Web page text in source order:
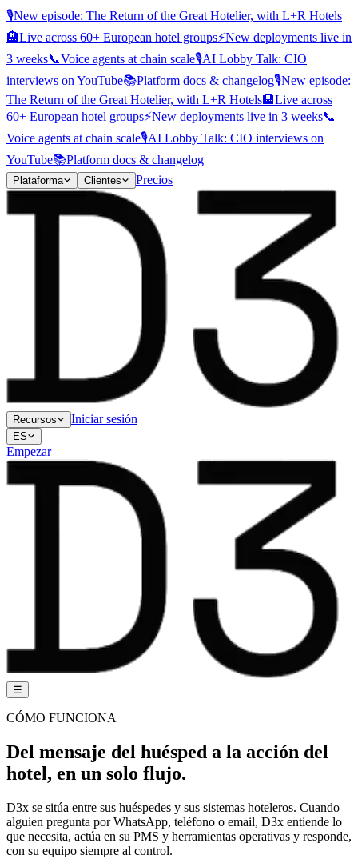
🎙️New episode: The Return of the Great Hotelier, with L+R Hotels
🏨Live across 60+ European hotel groups⚡New deployments live in
3 weeks📞Voice agents at chain scale🎙️AI Lobby Talk: CIO
interviews on YouTube📚Platform docs & changelog🎙️New episode:
The Return of the Great Hotelier, with L+R Hotels🏨Live across
60+ European hotel groups⚡New deployments live in 3 weeks📞
Voice agents at chain scale🎙️AI Lobby Talk: CIO interviews on
YouTube📚Platform docs & changelog
Plataforma Clientes Precios
Recursos Iniciar sesión
ES
Empezar
☰
CÓMO FUNCIONA
Del mensaje del huésped a la acción del
hotel, en un solo flujo.
D3x se sitúa entre sus huéspedes y sus sistemas hoteleros. Cuando
alguien pregunta por WhatsApp, teléfono o email, D3x entiende lo
que necesita, actúa en su PMS y herramientas operativas y responde,
con su equipo siempre al control.